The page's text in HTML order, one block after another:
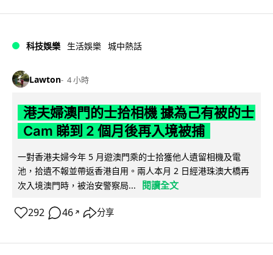
科技娛樂 生活娛樂 城中熱話
Lawton 4 小時
港夫婦澳門的士拾相機 據為己有被的士
Cam 睇到 2 個月後再入境被捕
一對香港夫婦今年 5 月遊澳門乘的士拾獲他人遺留相機及電
池，拾遺不報並帶返香港自用。兩人本月 2 日經港珠澳大橋再
次入境澳門時，被治安警察局...
閱讀全文
292 46 ↗ 分享